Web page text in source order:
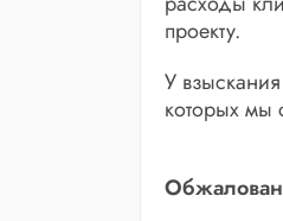
проекту.
У
которых мы